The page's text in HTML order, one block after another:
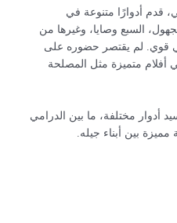
قدم أدوارًا متنوعة في
السبع وصايا، وغيرها من
قوي. لم يقتصر حضوره على
متميزة مثل المصلحة
أدوار مختلفة، ما بين الدرامي
بين أبناء جيله.